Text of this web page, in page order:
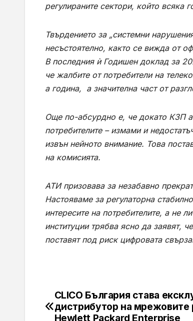
регулираните сектори, който всяка
Твърдението за „системни
несъстоятелно, както се вижда от
В последния ѝ Годишен доклад за
че жалбите от потребители на
а година, а значителна част от
Още по-абсурдно е, че докато КЗП
потребителите – измами и
извън нейното внимание. Това
на комисията.
АТИ призовава за незабавно
Настояваме за регулаторна
интересите на потребителите, а не
институции трябва ясно да заявят,
поставят под риск цифровата
Навигация
CLICO България става
дистрибутор на мрежовите
Hewlett Packard Enterprise